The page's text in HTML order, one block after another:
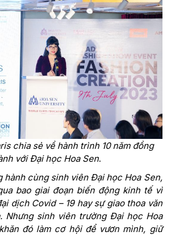
chia sẻ về hành trình 10 năm đồng
với Đại học Hoa Sen.
hành cùng sinh viên Đại học Hoa Sen,
bao giai đoạn biến độngkinh tếvì
dịch Covid – 19 haysự giao thoa văn
Nhưng sinh viên trường Đại họcHoa
đó làm cơ hội để vươn mình, giữ